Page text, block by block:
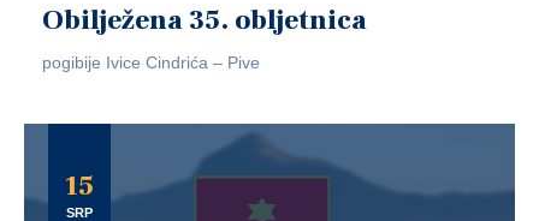
Obilježena 35. obljetnica
pogibije Ivice Cindrića – Pive
15
SRP